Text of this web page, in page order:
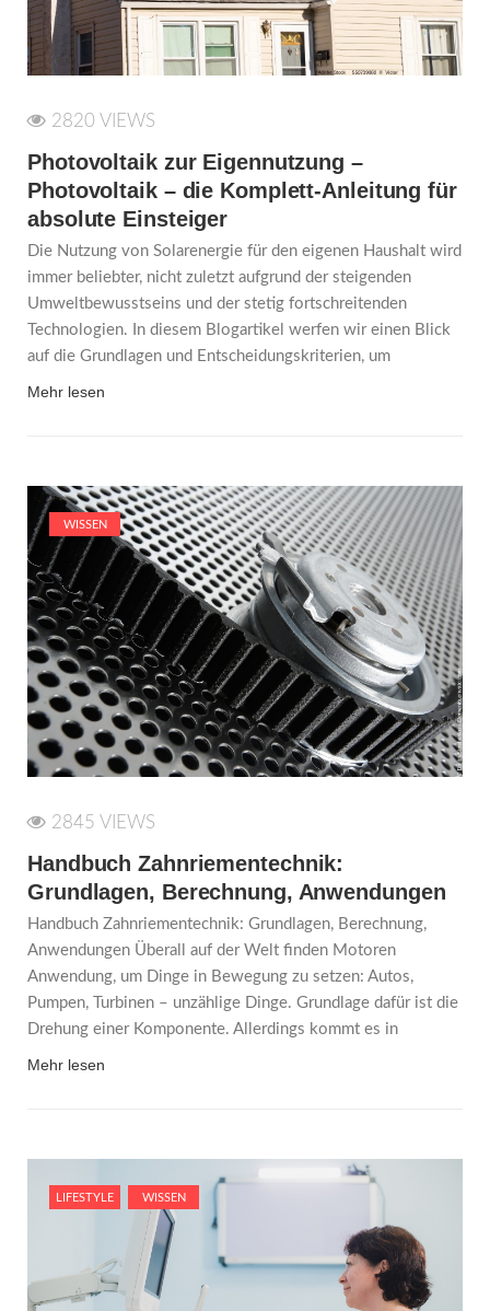
2820 VIEWS
Photovoltaik zur Eigennutzung –
Photovoltaik – die Komplett-Anleitung für
absolute Einsteiger
Die Nutzung von Solarenergie für den eigenen Haushalt wird
immer beliebter, nicht zuletzt aufgrund der steigenden
Umweltbewusstseins und der stetig fortschreitenden
Technologien. In diesem Blogartikel werfen wir einen Blick
auf die Grundlagen und Entscheidungskriterien, um
Mehr lesen
WISSEN
2845 VIEWS
Handbuch Zahnriementechnik:
Grundlagen, Berechnung, Anwendungen
Handbuch Zahnriementechnik: Grundlagen, Berechnung,
Anwendungen Überall auf der Welt finden Motoren
Anwendung, um Dinge in Bewegung zu setzen: Autos,
Pumpen, Turbinen – unzählige Dinge. Grundlage dafür ist die
Drehung einer Komponente. Allerdings kommt es in
Mehr lesen
LIFESTYLE WISSEN